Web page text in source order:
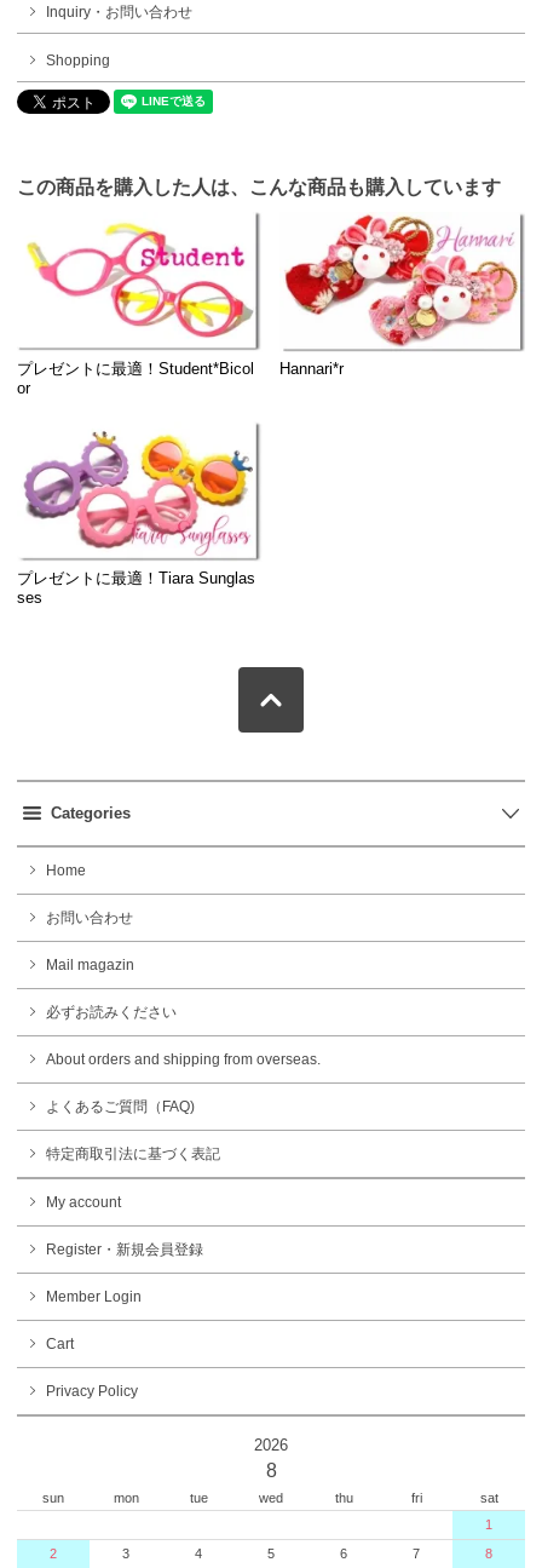
Inquiry・お問い合わせ
Shopping
この商品を購入した人は、こんな商品も購入しています
プレゼントに最適！Student*Bicol
or
Hannari*r
プレゼントに最適！Tiara Sunglas
ses
Categories
Home
お問い合わせ
Mail magazin
必ずお読みください
About orders and shipping from overseas.
よくあるご質問（FAQ)
特定商取引法に基づく表記
My account
Register・新規会員登録
Member Login
Cart
Privacy Policy
2026
8
sun mon tue wed thu fri
sat
1
2
3 4 5 6 7 8